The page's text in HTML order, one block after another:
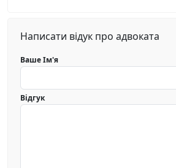
Написати відук про адвоката
Ваше Ім'я
Відгук